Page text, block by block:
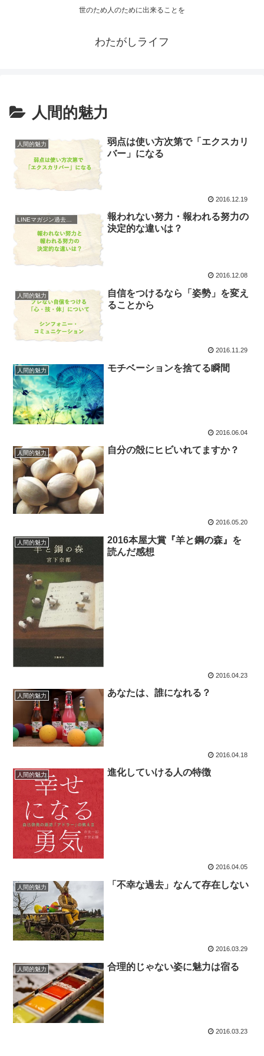
世のため人のために出来ることを
わたがしライフ
人間的魅力
人間的魅力
弱点は使い方次第で「エクスカリ
バー」になる
2016.12.19
LINEマガジン過去配信
報われない努力・報われる努力の
決定的な違いは？
2016.12.08
人間的魅力
自信をつけるなら「姿勢」を変え
ることから
2016.11.29
人間的魅力 モチベーションを捨てる瞬間
2016.06.04
人間的魅力 自分の殻にヒビいれてますか？
2016.05.20
人間的魅力
2016本屋大賞『羊と鋼の森』を
読んだ感想
2016.04.23
人間的魅力 あなたは、誰になれる？
2016.04.18
人間的魅力 進化していける人の特徴
2016.04.05
人間的魅力 「不幸な過去」なんて存在しない
2016.03.29
人間的魅力 合理的じゃない姿に魅力は宿る
2016.03.23